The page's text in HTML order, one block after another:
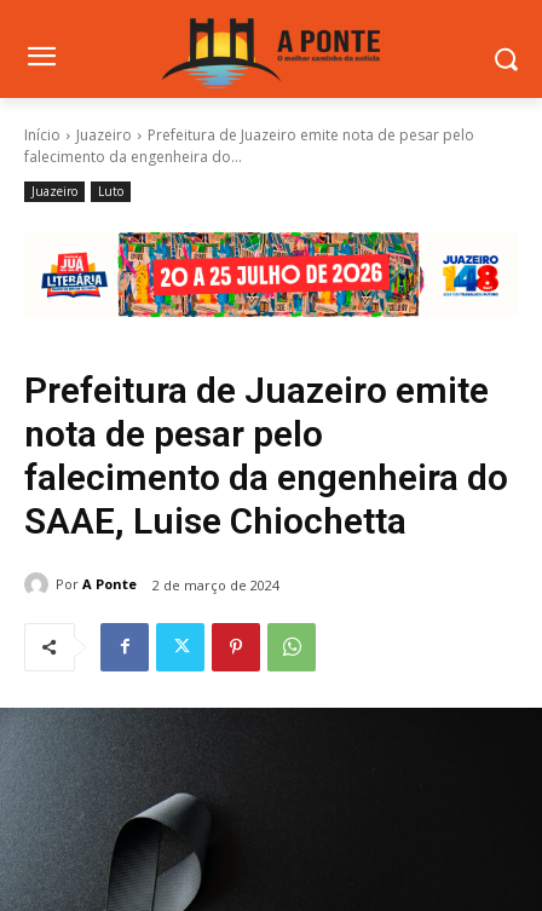
Início Juazeiro
Prefeitura de Juazeiro emite nota de pesar pelo
falecimento da engenheira do...
Juazeiro Luto
Prefeitura de Juazeiro emite
nota de pesar pelo
falecimento da engenheira do
SAAE, Luise Chiochetta
Por A Ponte 2 de março de 2024